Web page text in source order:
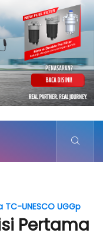
UNESCO UGGp
Pertama